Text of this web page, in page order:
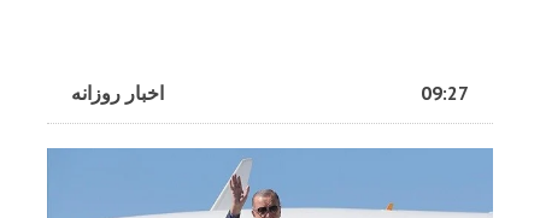
اخبار روزانه 09:27